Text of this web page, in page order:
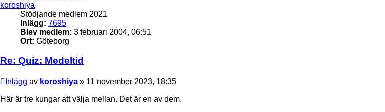
koroshiya
Stödjande medlem 2021
Inlägg: 7695
Blev medlem: 3 februari 2004, 06:51
Ort: Göteborg
Re: Quiz: Medeltid
Inlägg av koroshiya » 11 november 2023, 18:35
Här är tre kungar att välja mellan. Det är en av dem.